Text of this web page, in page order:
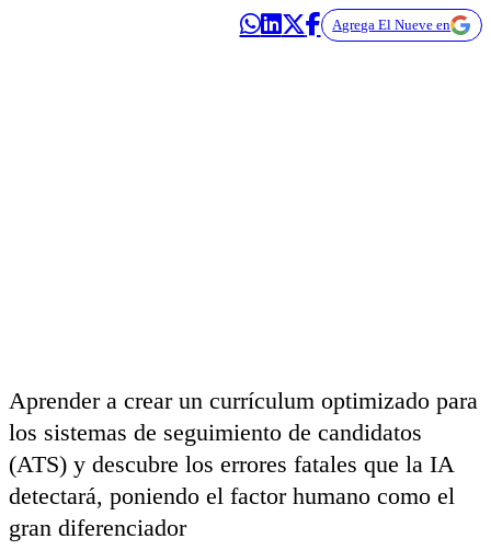
Agrega El Nueve en
Aprender a crear un currículum optimizado para
los sistemas de seguimiento de candidatos
(ATS) y descubre los errores fatales que la IA
detectará, poniendo el factor humano como el
gran diferenciador